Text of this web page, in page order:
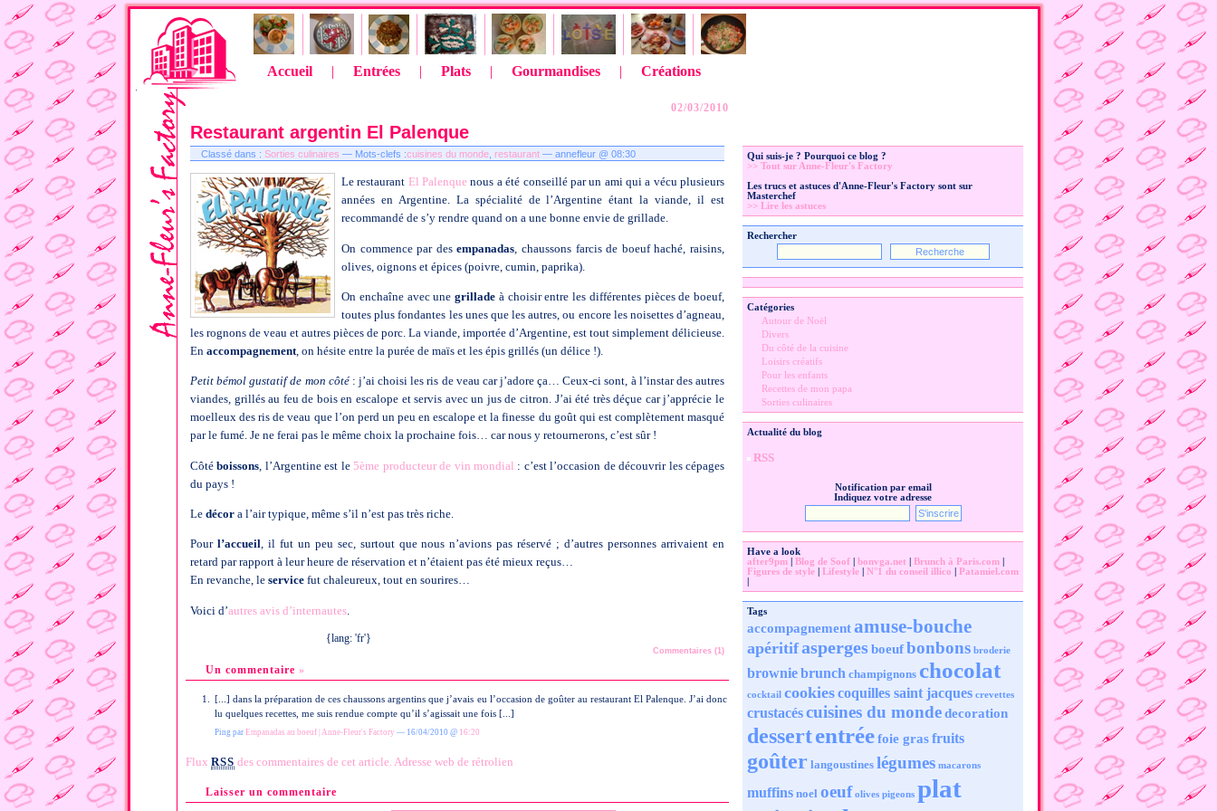
Accueil | Entrées | Plats | Gourmandises | Créations
02/03/2010
Restaurant argentin El Palenque
Classé dans : Sorties culinaires — Mots-clefs :cuisines du monde restaurant — annefleur @ 08:30
Le restaurant El Palenque nous a été conseillé par un ami qui a vécu plusieurs
années en Argentine. La spécialité de l’Argentine étant la viande, il est
recommandé de s’y rendre quand on a une bonne envie de grillade.
On commence par desempanadas , chaussons farcis de boeuf haché, raisins,
olives, oignons et épices (poivre, cumin, paprika).
On enchaîne avec une grillade à choisir entre les différentes pièces de boeuf,
toutes plus fondantes les unes que les autres, ou encore les noisettes d’agneau,
les rognons de veau et autres pièces de porc. La viande, importée d’Argentine, est tout simplement délicieuse.
En accompagnement , on hésite entre la purée de maïs et les épis grillés (un délice !).
Petit bémol gustatif de mon côté: j’ai choisi les ris de veau car j’adore ça… Ceux-ci sont, à l’instar des autres
viandes, grillés au feu de bois en escalope et servis avec un jus de citron. J’ai été très déçue car j’apprécie le
moelleux des ris de veau que l’on perd un peu en escalope et la finesse du goût qui est complètement masqué
par le fumé. Je ne ferai pas le même choix la prochaine fois… car nous y retournerons, c’est sûr !
Côtéboissons , l’Argentine est le5ème producteur de vin mondial : c’est l’occasion de découvrir les cépages
du pays !
Le décor a l’air typique, même s’il n’est pas très riche.
Pour l’accueil, il fut un peu sec, surtout que nous n’avions pas réservé ; d’autres personnes arrivaient en
retard par rapport à leur heure de réservation et n’étaient pas été mieux reçus…
En revanche, le service fut chaleureux, tout en sourires…
Voici d’autres avis d’internautes
{lang: 'fr'}
Commentaires (1)
Un commentaire »
[...] dans la préparation de ces chaussons argentins que j’avais eu l’occasion de goûter au restaurant El Palenque. J’ai donc
lu quelques recettes, me suis rendue compte qu’il s’agissait une fois [...]
Ping par Empanadas au boeuf | Anne-Fleur's Factory — 16/04/2010 @ 16:20
Flux RSS des commentaires de cet article. Adresse web de rétrolien
Laisser un commentaire
Qui suis-je ? Pourquoi ce blog ?
>> Tout sur Anne-Fleur's Factory
Les trucs et astuces d'Anne-Fleur's Factory sont sur
Masterchef
>> Lire les astuces
Rechercher
Catégories
Autour de Noël
Divers
Du côté de la cuisine
Loisirs créatifs
Pour les enfants
Recettes de mon papa
Sorties culinaires
Actualité du blog
RSS
Notification par email
Indiquez votre adresse
Have a look
after9pm
Blog de Soof bonvga.net Brunch à Paris.com
Figures de style
Lifestyle N°1 du conseil illico
Patamiel.com
Tags
accompagnementamuse-bouche
apéritifaspergesboeufbonbons broderie
browniebrunch champignons chocolat
cocktail cookiescoquilles saint jacques crevettes
crustacéscuisines du mondedecoration
dessertentréefoie grasfruits
goûter langoustines légumes macarons
muffins noel oeuf olives pigeons plat